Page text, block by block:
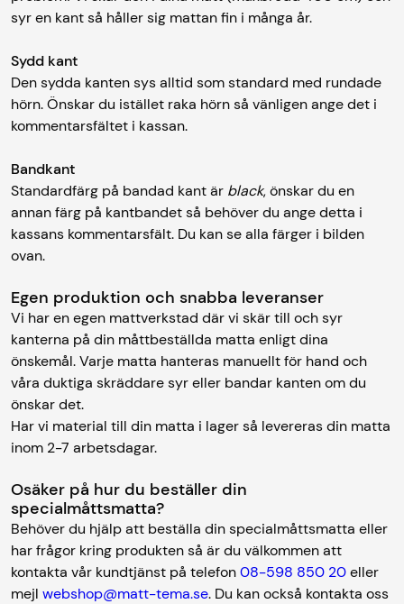
syr en kant så håller sig mattan fin i många år.
Sydd kant
Den sydda kanten sys alltid som standard med rundade
hörn. Önskar du istället raka hörn så vänligen ange det i
kommentarsfältet i kassan.
Bandkant
Standardfärg på bandad kant är black, önskar du en
annan färg på kantbandet så behöver du ange detta i
kassans kommentarsfält. Du kan se alla färger i bilden
ovan.
Egen produktion och snabba leveranser
Vi har en egen mattverkstad där vi skär till och syr
kanterna på din måttbeställda matta enligt dina
önskemål. Varje matta hanteras manuellt för hand och
våra duktiga skräddare syr eller bandar kanten om du
önskar det.
Har vi material till din matta i lager så levereras din matta
inom 2-7 arbetsdagar.
Osäker på hur du beställer din
specialmåttsmatta?
Behöver du hjälp att beställa din specialmåttsmatta eller
har frågor kring produkten så är du välkommen att
kontakta vår kundtjänst på telefon08-598 850 20eller
mejl webshop@matt-tema.se. Du kan också kontakta oss